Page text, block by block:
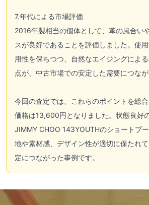
7.年代による市場評価
2016年製相当の個体として、革の風合い
スが良好であることを評価しました。使
用性を保ちつつ、自然なエイジングによ
点が、中古市場での安定した需要につなが
今回の査定では、これらのポイントを総
価格は13,600円となりました。状態良好
JIMMY CHOO 143YOUTHのショートブ
地や素材感、デザイン性が適切に保たれ
定につながった事例です。